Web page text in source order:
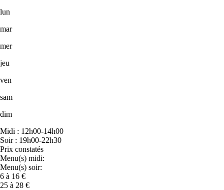
lun
mar
mer
jeu
ven
sam
dim
Midi : 12h00-14h00
Soir : 19h00-22h30
Prix constatés
Menu(s) midi:
Menu(s) soir:
6 à 16 €
25 à 28 €